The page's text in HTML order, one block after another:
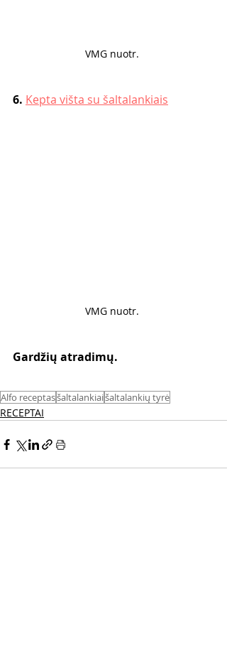
VMG nuotr.
6. Kepta višta su šaltalankiais
VMG nuotr.
Gardžių atradimų.
Alfo receptasšaltalankiaišaltalankių tyrė
RECEPTAI